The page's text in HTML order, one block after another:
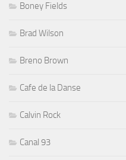
Boney Fields
Brad Wilson
Breno Brown
Cafe de la Danse
Calvin Rock
Canal 93